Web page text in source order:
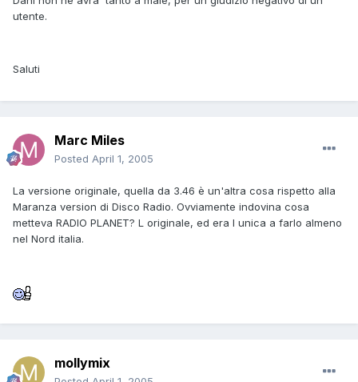
utente.
Saluti
Marc Miles
Posted April 1, 2005
La versione originale, quella da 3.46 è un'altra cosa rispetto alla
Maranza version di Disco Radio. Ovviamente indovina cosa
metteva RADIO PLANET? L originale, ed era l unica a farlo almeno
nel Nord italia.
mollymix